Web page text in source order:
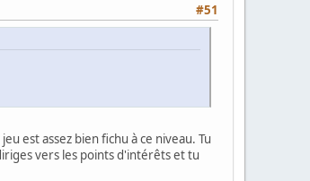
#51
est assez bien fichu à ce niveau. Tu
vers les points d'intérêts et tu